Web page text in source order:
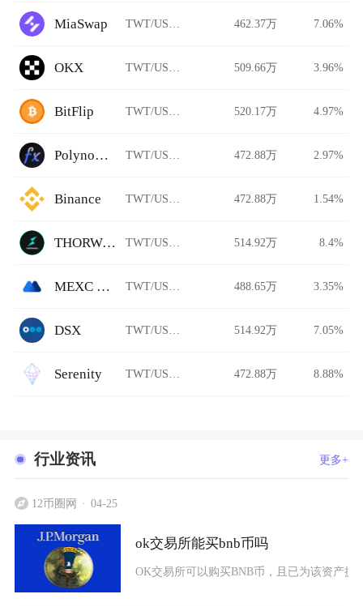
MiaSwap 462.37万 7.06%
OKX 509.66万 3.96%
BitFlip 520.17万 4.97%
Polynomial Trade 472.88万 2.97%
Binance 472.88万 1.54%
THORWallet DEX 514.92万 8.4%
MEXC Global 488.65万 3.35%
DSX 514.92万 7.05%
Serenity 472.88万 8.88%
行业资讯 更多+
12币圈网 04-25
ok交易所能买bnb币吗
OK交易所可以购买BNB币，且已为该资产